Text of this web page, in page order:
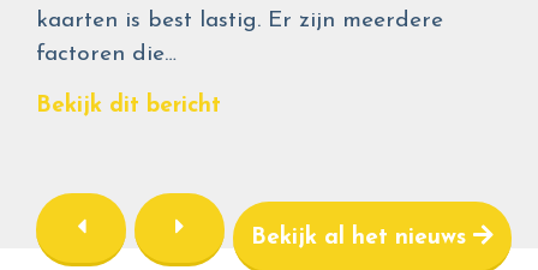
kaarten is best lastig. Er zijn meerdere
factoren die…
Bekijk dit bericht
Bekijk al het nieuws